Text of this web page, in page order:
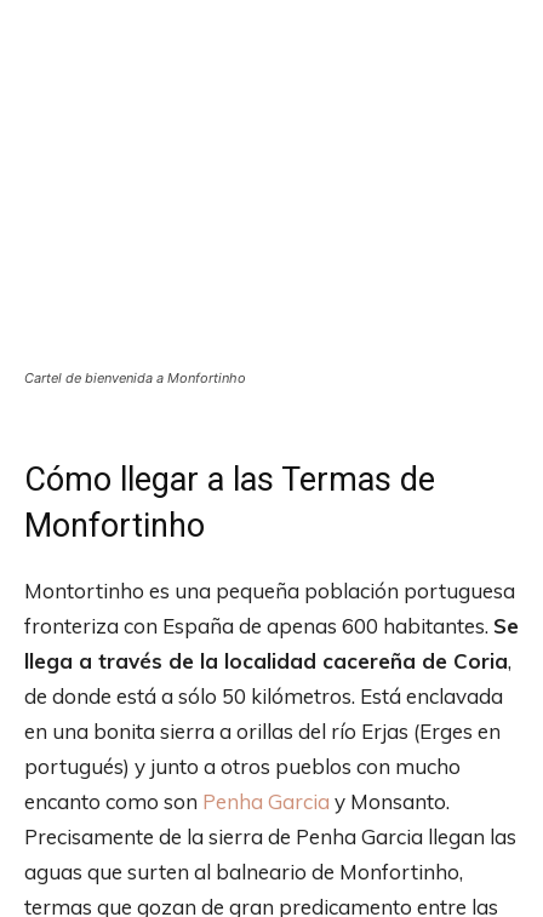
Cartel de bienvenida a Monfortinho
Cómo llegar a las Termas de
Monfortinho
Montortinho es una pequeña población portuguesa
fronteriza con España de apenas 600 habitantes. Se
llega a través de la localidad cacereña de Coria,
de donde está a sólo 50 kilómetros. Está enclavada
en una bonita sierra a orillas del río Erjas (Erges en
portugués) y junto a otros pueblos con mucho
encanto como son Penha Garcia y Monsanto.
Precisamente de la sierra de Penha Garcia llegan las
aguas que surten al balneario de Monfortinho,
termas que gozan de gran predicamento entre las